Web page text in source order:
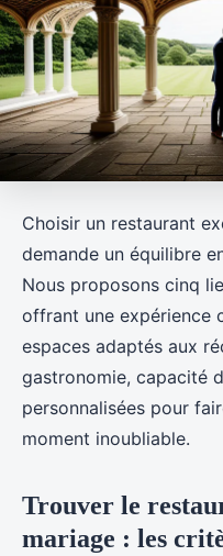
Choisir un restaurant
demande un équilibre
Nous proposons cinq
offrant une expérience
espaces adaptés aux
gastronomie, capacité
personnalisées pour
moment inoubliable.
Trouver le
mariage : les